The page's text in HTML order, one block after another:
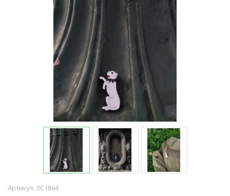
Артикул: ЗС1864